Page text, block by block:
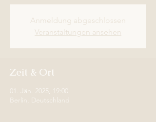
Anmeldung abgeschlossen
Veranstaltungen ansehen
Zeit & Ort
01. Jän. 2025, 19:00
Berlin, Deutschland